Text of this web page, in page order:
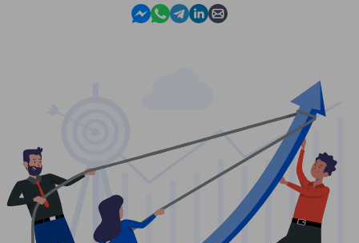
Contact us in Messenger
Contact us in WhatsApp
Contact us in Telegram
Contact us in Linkedin
Contact us by email